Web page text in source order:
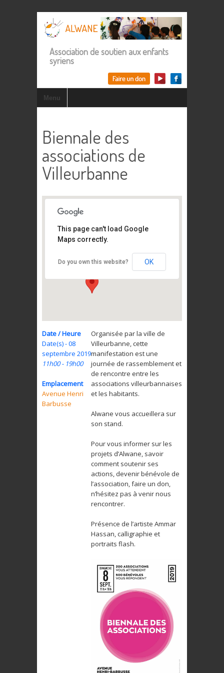
Association de soutien aux enfants
syriens
Menu
Biennale des
associations de
Villeurbanne
Avenue Henri Barbusse
This page can't load Google
Maps correctly.
Do you own this website? OK
Date / Heure
Date(s) - 08
septembre 2019
11h00 - 19h00
Emplacement
Avenue Henri
Barbusse
Organisée par la ville de
Villeurbanne, cette
manifestation est une
journée de rassemblement et
de rencontre entre les
associations villeurbannaises
et les habitants.
Alwane vous accueillera sur
son stand.
Pour vous informer sur les
projets d’Alwane, savoir
comment soutenir ses
actions, devenir bénévole de
l’association, faire un don,
n’hésitez pas à venir nous
rencontrer.
Présence de l’artiste Ammar
Hassan, calligraphie et
portraits flash.